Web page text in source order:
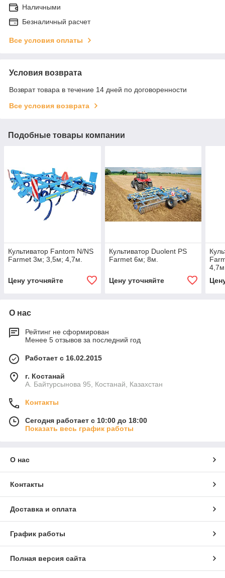
Наличными
Безналичный расчет
Все условия оплаты
Условия возврата
Возврат товара в течение 14 дней по договоренности
Все условия возврата
Подобные товары компании
Культиватор Fantom N/NS
Farmet 3м; 3,5м; 4,7м.
Цену уточняйте
Культиватор Duolent PS
Farmet 6м; 8м.
Цену уточняйте
4,7м
О нас
Рейтинг не сформирован
Менее 5 отзывов за последний год
Работает с 16.02.2015
г. Костанай
А. Байтурсынова 95, Костанай, Казахстан
Контакты
Сегодня работает с 10:00 до 18:00
Показать весь график работы
О нас
Контакты
Доставка и оплата
График работы
Полная версия сайта